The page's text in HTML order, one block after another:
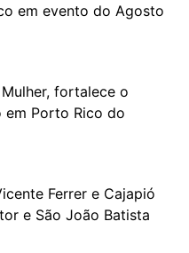
em evento do Agosto
fortalece o
em Porto Rico do
Ferrer e Cajapió
e São João Batista